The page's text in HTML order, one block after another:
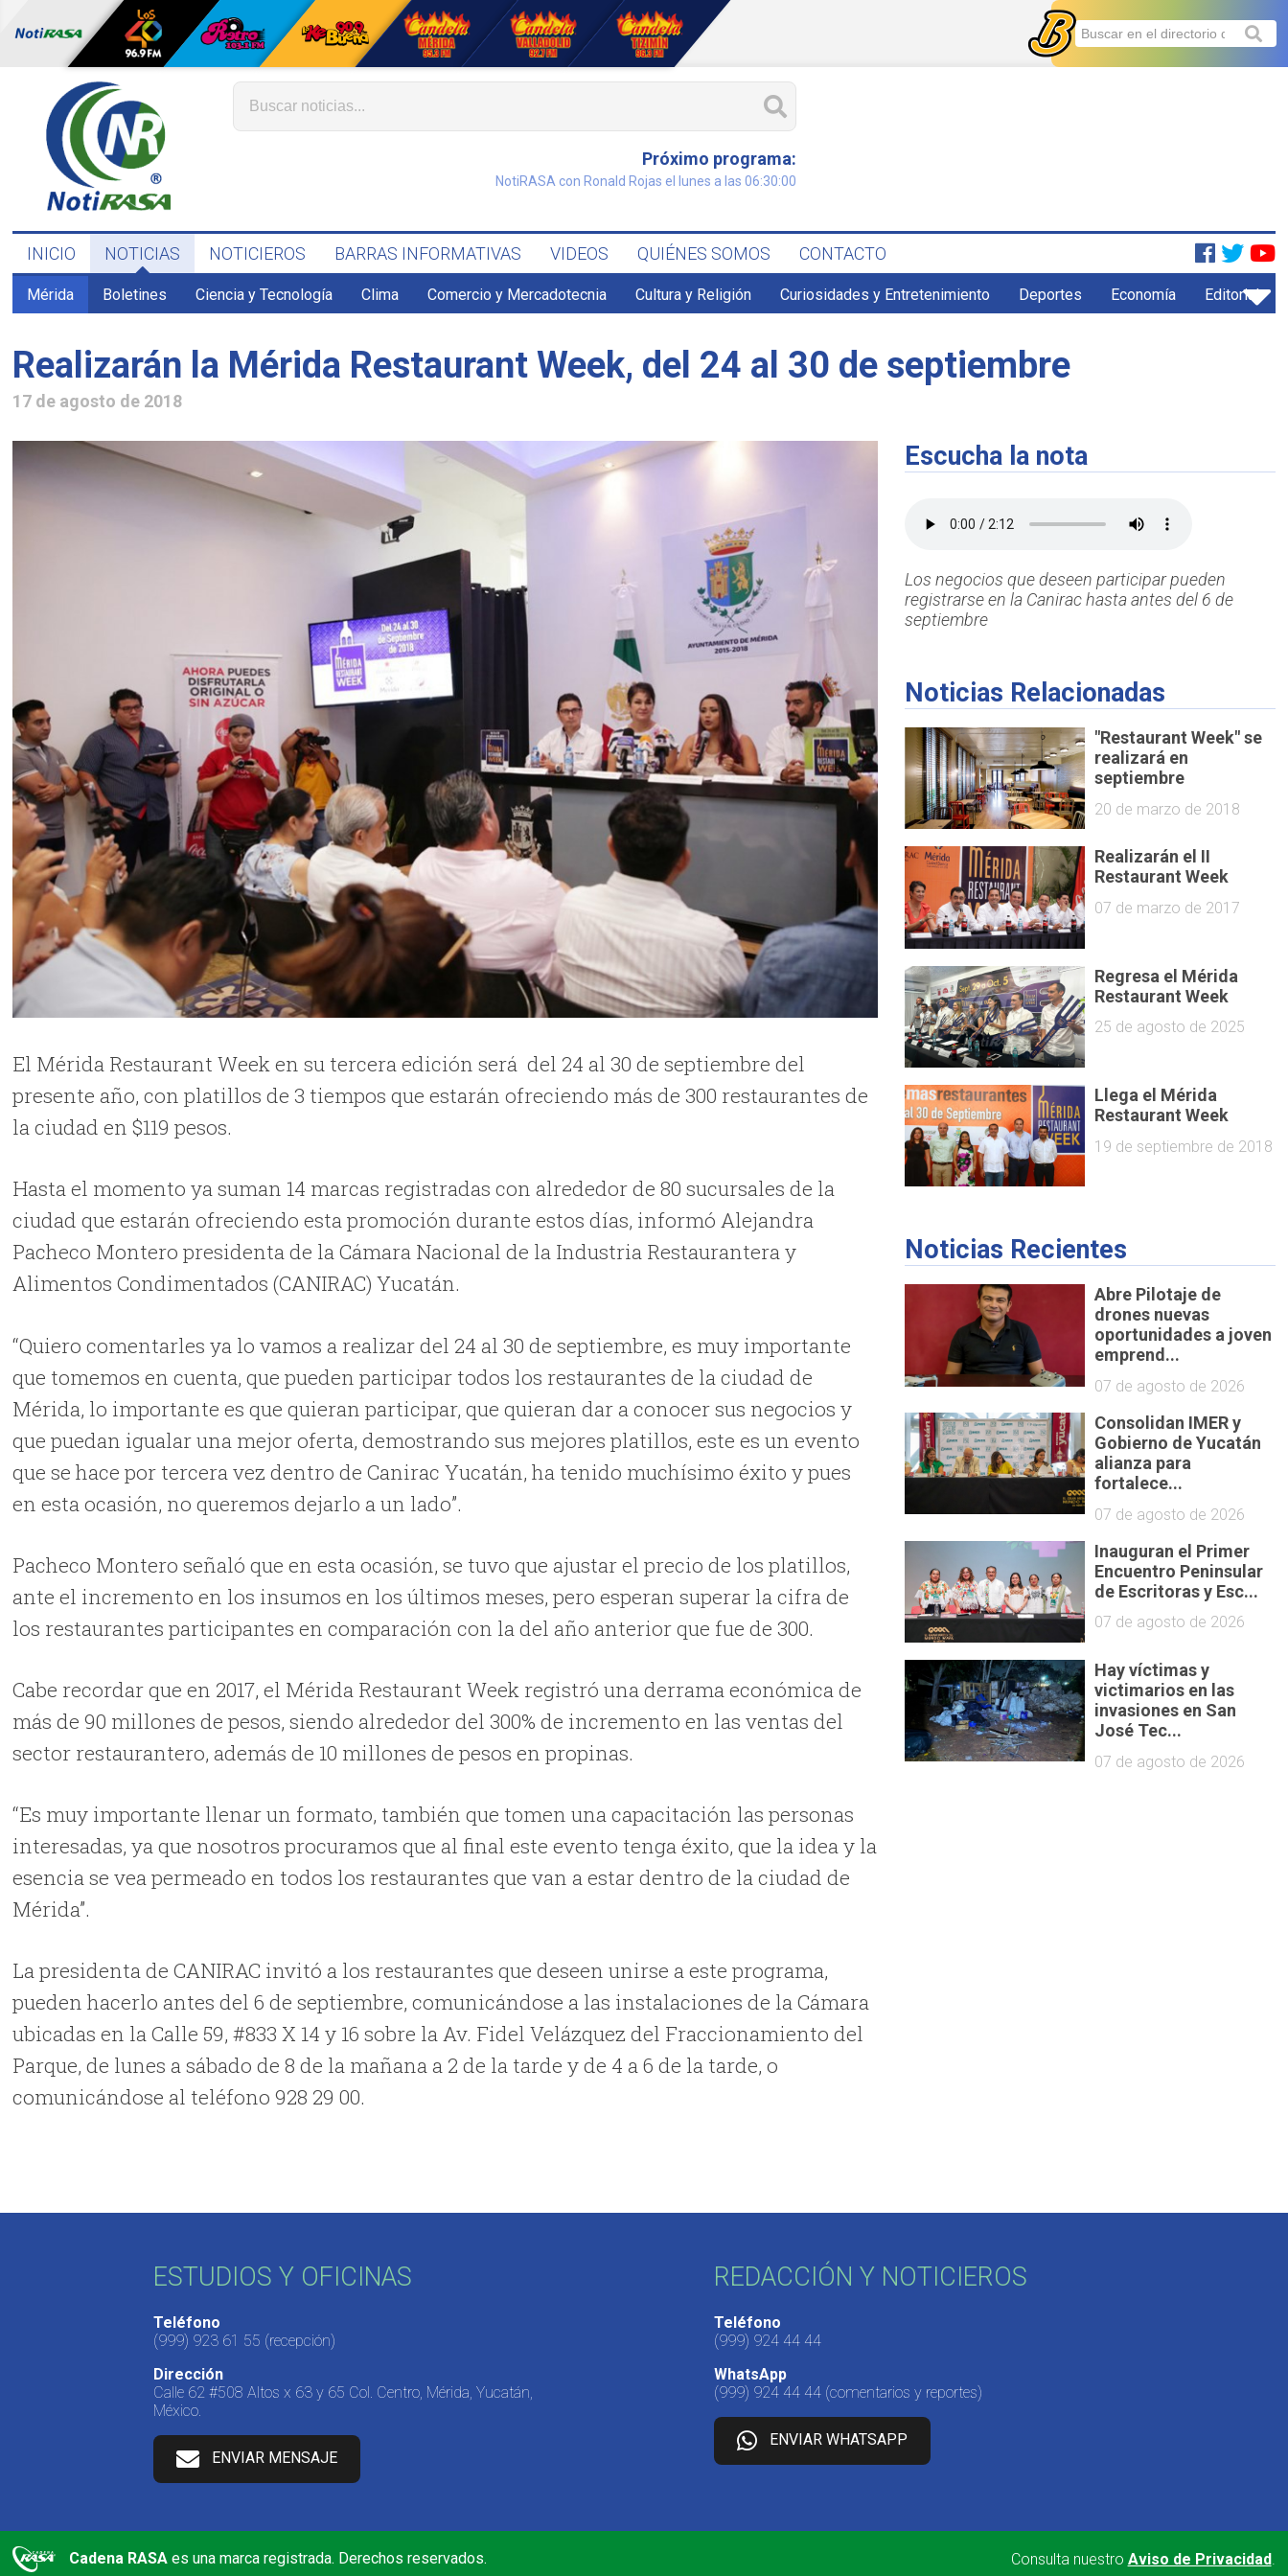
Próximo programa:
NotiRASA con Ronald Rojas el lunes a las 06:30:00
INICIO NOTICIAS NOTICIEROS BARRAS INFORMATIVAS VIDEOS QUIÉNES SOMOS CONTACTO
Mérida Boletines Ciencia y Tecnología Clima Comercio y Mercadotecnia Cultura y Religión Curiosidades y Entretenimiento Deportes Economía Editorial
Realizarán la Mérida Restaurant Week, del 24 al 30 de septiembre
17 de agosto de 2018
El Mérida Restaurant Week en su tercera edición será del 24 al 30 de septiembre del
presente año, con platillos de 3 tiempos que estarán ofreciendo más de 300 restaurantes de
la ciudad en $119 pesos.
Hasta el momento ya suman 14 marcas registradas con alrededor de 80 sucursales de la
ciudad que estarán ofreciendo esta promoción durante estos días, informó Alejandra
Pacheco Montero presidenta de la Cámara Nacional de la Industria Restaurantera y
Alimentos Condimentados (CANIRAC) Yucatán.
“Quiero comentarles ya lo vamos a realizar del 24 al 30 de septiembre, es muy importante
que tomemos en cuenta, que pueden participar todos los restaurantes de la ciudad de
Mérida, lo importante es que quieran participar, que quieran dar a conocer sus negocios y
que puedan igualar una mejor oferta, demostrando sus mejores platillos, este es un evento
que se hace por tercera vez dentro de Canirac Yucatán, ha tenido muchísimo éxito y pues
en esta ocasión, no queremos dejarlo a un lado”.
Pacheco Montero señaló que en esta ocasión, se tuvo que ajustar el precio de los platillos,
ante el incremento en los insumos en los últimos meses, pero esperan superar la cifra de
los restaurantes participantes en comparación con la del año anterior que fue de 300.
Cabe recordar que en 2017, el Mérida Restaurant Week registró una derrama económica de
más de 90 millones de pesos, siendo alrededor del 300% de incremento en las ventas del
sector restaurantero, además de 10 millones de pesos en propinas.
“Es muy importante llenar un formato, también que tomen una capacitación las personas
interesadas, ya que nosotros procuramos que al final este evento tenga éxito, que la idea y la
esencia se vea permeado en todos los restaurantes que van a estar dentro de la ciudad de
Mérida”.
La presidenta de CANIRAC invitó a los restaurantes que deseen unirse a este programa,
pueden hacerlo antes del 6 de septiembre, comunicándose a las instalaciones de la Cámara
ubicadas en la Calle 59, #833 X 14 y 16 sobre la Av. Fidel Velázquez del Fraccionamiento del
Parque, de lunes a sábado de 8 de la mañana a 2 de la tarde y de 4 a 6 de la tarde, o
comunicándose al teléfono 928 29 00.
Escucha la nota
Los negocios que deseen participar pueden
registrarse en la Canirac hasta antes del 6 de
septiembre
Noticias Relacionadas
"Restaurant Week" se
realizará en
septiembre
20 de marzo de 2018
Realizarán el II
Restaurant Week
07 de marzo de 2017
Regresa el Mérida
Restaurant Week
25 de agosto de 2025
Llega el Mérida
Restaurant Week
19 de septiembre de 2018
Noticias Recientes
Abre Pilotaje de
drones nuevas
oportunidades a joven
emprend...
07 de agosto de 2026
Consolidan IMER y
Gobierno de Yucatán
alianza para
fortalece...
07 de agosto de 2026
Inauguran el Primer
Encuentro Peninsular
de Escritoras y Esc...
07 de agosto de 2026
Hay víctimas y
victimarios en las
invasiones en San
José Tec...
07 de agosto de 2026
ESTUDIOS Y OFICINAS
Teléfono
(999) 923 61 55 (recepción)
Dirección
Calle 62 #508 Altos x 63 y 65 Col. Centro, Mérida, Yucatán,
México.
ENVIAR MENSAJE
REDACCIÓN Y NOTICIEROS
Teléfono
(999) 924 44 44
WhatsApp
(999) 924 44 44 (comentarios y reportes)
ENVIAR WHATSAPP
Cadena RASA es una marca registrada. Derechos reservados. Consulta nuestro Aviso de Privacidad.